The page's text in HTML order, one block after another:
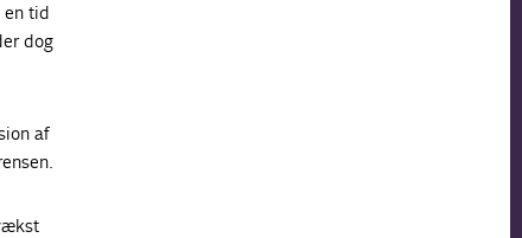
en tid
dog
af